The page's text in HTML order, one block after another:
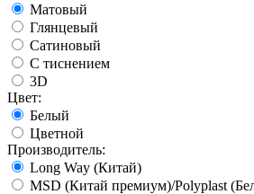
Матовый
Глянцевый
Сатиновый
С тиснением
3D
Цвет:
Белый
Цветной
Производитель:
Long Way (Китай)
MSD (Китай премиум)/Polyplast